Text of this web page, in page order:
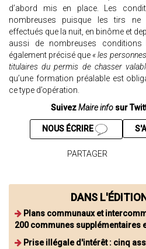
d’abord mis en place. Les
nombreuses puisque les tirs ne
effectués que la nuit, en binôme et
aussi de nombreuses
également précisé que « les
titulaires du permis de chasser
qu’une formation préalable est
ce type d’opération.
SuivezMaire info sur
NOUS ÉCRIRE
PARTAGER
DANS
Plans communaux et
200 communes supplémentaires
Prise illégale d'intérêt : cinq